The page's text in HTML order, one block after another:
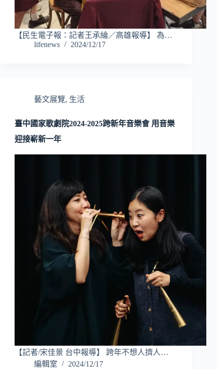
【民生電子報：記者王承綸／高雄報導】 為…
lifenews
2024/12/17
藝文展覽, 生活
臺中國家歌劇院2024-2025跨新年音樂會 用音樂
迎接嶄新一年
【記者/宋佳景 台中報導】 跨年不想人擠人…
編輯室
2024/12/17